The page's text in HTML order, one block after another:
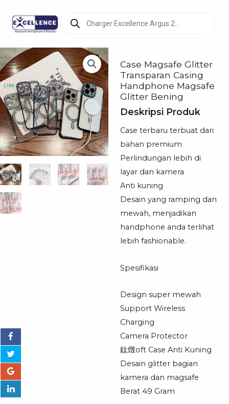
search
Case Magsafe Glitter
Transparan Casing
Handphone Magsafe
Glitter Bening
Deskripsi Produk
Case terbaru terbuat dari
bahan premium
Perlindungan lebih di
layar dan kamera
Anti kuning
Desain yang ramping dan
mewah, menjadikan
handphone anda terlihat
lebih fashionable.
Spesifikasi
Design super mewah
Support Wireless
Charging
Camera Protector
鈦燬oft Case Anti Kuning
Desain glitter bagian
kamera dan magsafe
Berat 49 Gram